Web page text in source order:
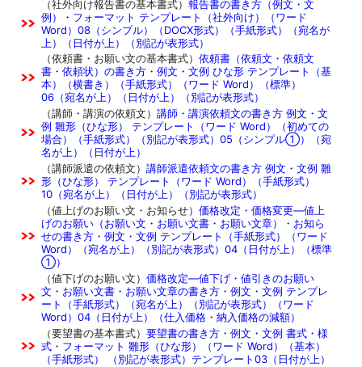
（社外向け報告書の基本書式） 報告書の書き方（例文・文
例）・フォーマット テンプレート（社外向け）（ワード
Word）08（シンプル）（DOCX形式）（手紙形式）（宛名が
上）（日付が上）（別記が表形式）
（依頼書・お願い文の基本書式） 依頼書（依頼文・依頼文
書・依頼状）の書き方・例文・文例 ひな形 テンプレート（基
本）（横書き）（手紙形式）（ワード Word）（標準）
06（宛名が上）（日付が上）（別記が表形式）
（講師・講演の依頼文） 講師・講演依頼文の書き方 例文・文
例 雛形（ひな形） テンプレート（ワード Word）（初めての
場合）（手紙形式）（別記が表形式）05（シンプル①）（宛
名が上）（日付が上）
（講師派遣の依頼文） 講師派遣依頼文の書き方 例文・文例 雛
形（ひな形） テンプレート（ワード Word）（手紙形式）
10（宛名が上）（日付が上）（別記が表形式）
（値上げのお願い文・お知らせ） 価格改定・価格変更―値上
げのお願い（お願い文・お願い文書・お願い文章）・お知ら
せの書き方・例文・文例 テンプレート（手紙形式）（ワード
Word）（宛名が上）（別記が表形式）04（日付が上）（標準
①）
（値下げのお願い文） 価格改定―値下げ・値引きのお願い
文・お願い文書・お願い文章の書き方・例文・文例 テンプレ
ート（手紙形式）（宛名が上）（別記が表形式）（ワード
Word）04（日付が上）（仕入価格・納入価格の減額）
（要望書の基本書式） 要望書の書き方・例文・文例 書式・様
式・フォーマット 雛形（ひな形）（ワード Word）（基本）
（手紙形式） （別記が表形式）テンプレート03（日付が上）